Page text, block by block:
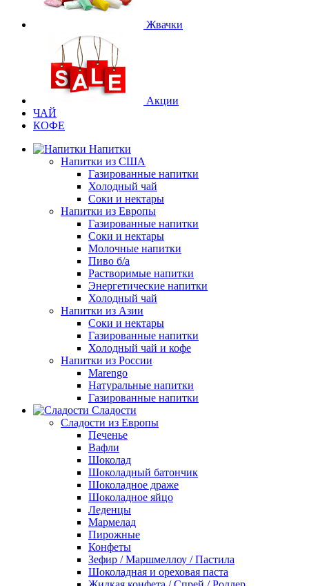
Жвачки
Акции
ЧАЙ
КОФЕ
Напитки
Напитки из США
Газированные напитки
Холодный чай
Соки и нектары
Напитки из Европы
Газированные напитки
Соки и нектары
Молочные напитки
Пиво б/а
Растворимые напитки
Энергетические напитки
Холодный чай
Напитки из Азии
Соки и нектары
Газированные напитки
Холодный чай и кофе
Напитки из России
Marengo
Натуральные напитки
Газированные напитки
Сладости
Сладости из Европы
Печенье
Вафли
Шоколад
Шоколадный батончик
Шоколадное драже
Шоколадное яйцо
Леденцы
Мармелад
Пирожные
Конфеты
Зефир / Маршмеллоу / Пастила
Шоколадная и ореховая паста